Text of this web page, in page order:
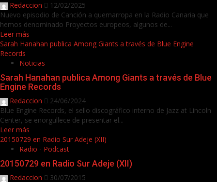
Redaccion
12/02/2025
Nuevo episodio de Canción a quemarropa en la Radio Canaria que
hemos denominado Proyectos europeos, algunos de...
Leer más
Sarah Hanahan publica Among Giants a través de Blue Engine
Records
Noticias
Sarah Hanahan publica Among Giants a través de Blue
Engine Records
Redaccion
24/06/2024
Blue Engine Records, el sello discográfico interno de Jazz at Lincoln
Center, se enorgullece de presentar el...
Leer más
20150729 en Radio Sur Adeje (XII)
Radio - Podcast
20150729 en Radio Sur Adeje (XII)
Redaccion
30/07/2015